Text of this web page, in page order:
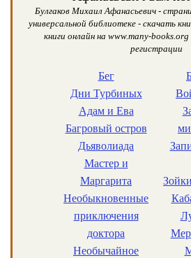
Булгаков Михаил Афанасьевич -
универсальной библиотеке - скачать
книги онлайн на www.many-
регистрации
Бег
Дни Турбиных
Адам и Ева
Багровый остров
Дьяволиада
Мастер и
Маргарита
Необыкновенные
приключения
доктора
Необычайное